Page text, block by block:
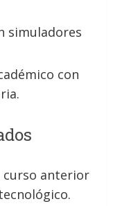
simuladores
con
anterior